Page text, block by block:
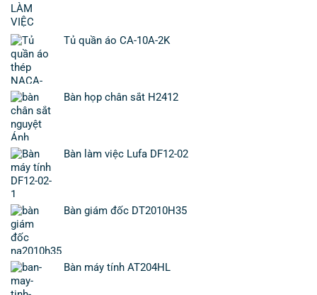
Tủ quần áo CA-10A-2K
Bàn họp chân sắt H2412
Bàn làm việc Lufa DF12-02
Bàn giám đốc DT2010H35
Bàn máy tính AT204HL